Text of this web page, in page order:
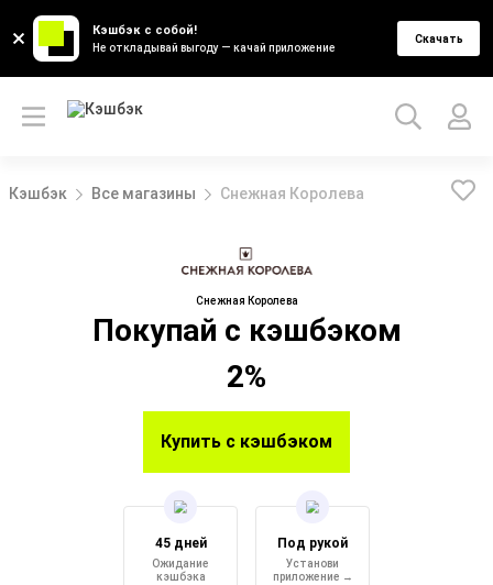
Кэшбэк с собой!
Не откладывай выгоду — качай приложение
Скачать
Кэшбэк Все магазины Снежная Королева
Снежная Королева
Покупай с кэшбэком
2%
Купить с кэшбэком
45 дней
Ожидание
кэшбэка
Под рукой
Установи
приложение →